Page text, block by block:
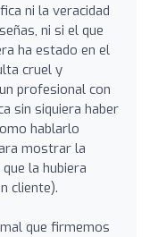
ni la veracidad
ni si el que
ha estado en el
cruel y
profesional con
sin siquiera haber
hablarlo
mostrar la
la hubiera
cliente).
que firmemos